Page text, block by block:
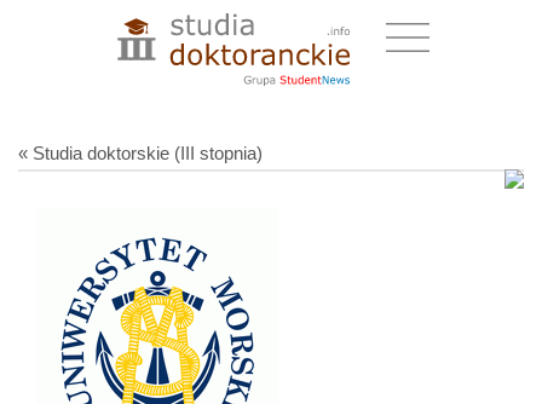
« Studia doktorskie (III stopnia)